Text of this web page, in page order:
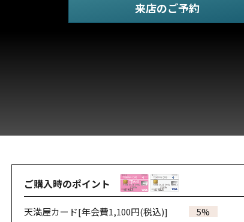
ご購入時のポイント
天満屋カード[年会費1,100円(税込)] 5%